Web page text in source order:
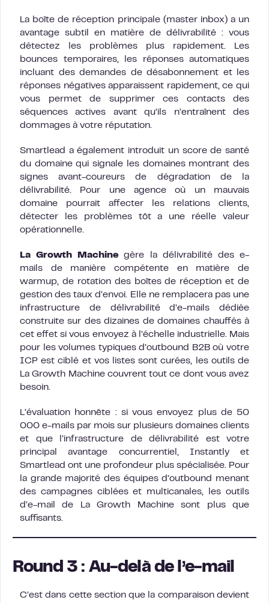
La boîte de réception principale (master inbox) a un
avantage subtil en matière de délivrabilité : vous
détectez les problèmes plus rapidement. Les
bounces temporaires, les réponses automatiques
incluant des demandes de désabonnement et les
réponses négatives apparaissent rapidement, ce qui
vous permet de supprimer ces contacts des
séquences actives avant qu’ils n’entraînent des
dommages à votre réputation.
Smartlead a également introduit un score de santé
du domaine qui signale les domaines montrant des
signes avant-coureurs de dégradation de la
délivrabilité. Pour une agence où un mauvais
domaine pourrait affecter les relations clients,
détecter les problèmes tôt a une réelle valeur
opérationnelle.
La Growth Machine gère la délivrabilité des e-
mails de manière compétente en matière de
warmup, de rotation des boîtes de réception et de
gestion des taux d’envoi. Elle ne remplacera pas une
infrastructure de délivrabilité d’e-mails dédiée
construite sur des dizaines de domaines chauffés à
cet effet si vous envoyez à l’échelle industrielle. Mais
pour les volumes typiques d’outbound B2B où votre
ICP est ciblé et vos listes sont curées, les outils de
La Growth Machine couvrent tout ce dont vous avez
besoin.
L’évaluation honnête : si vous envoyez plus de 50
000 e-mails par mois sur plusieurs domaines clients
et que l’infrastructure de délivrabilité est votre
principal avantage concurrentiel, Instantly et
Smartlead ont une profondeur plus spécialisée. Pour
la grande majorité des équipes d’outbound menant
des campagnes ciblées et multicanales, les outils
d’e-mail de La Growth Machine sont plus que
suffisants.
Round 3 : Au-delà de l’e-mail
C’est dans cette section que la comparaison devient